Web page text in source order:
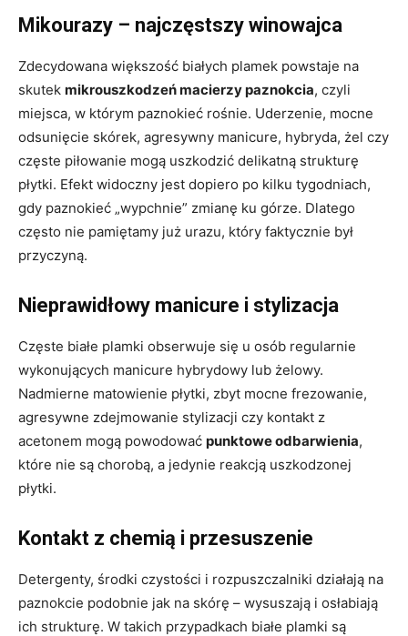
Mikourazy – najczęstszy winowajca
Zdecydowana większość białych plamek powstaje na
skutek mikrouszkodzeń macierzy paznokcia, czyli
miejsca, w którym paznokieć rośnie. Uderzenie, mocne
odsunięcie skórek, agresywny manicure, hybryda, żel czy
częste piłowanie mogą uszkodzić delikatną strukturę
płytki. Efekt widoczny jest dopiero po kilku tygodniach,
gdy paznokieć „wypchnie” zmianę ku górze. Dlatego
często nie pamiętamy już urazu, który faktycznie był
przyczyną.
Nieprawidłowy manicure i stylizacja
Częste białe plamki obserwuje się u osób regularnie
wykonujących manicure hybrydowy lub żelowy.
Nadmierne matowienie płytki, zbyt mocne frezowanie,
agresywne zdejmowanie stylizacji czy kontakt z
acetonem mogą powodować punktowe odbarwienia,
które nie są chorobą, a jedynie reakcją uszkodzonej
płytki.
Kontakt z chemią i przesuszenie
Detergenty, środki czystości i rozpuszczalniki działają na
paznokcie podobnie jak na skórę – wysuszają i osłabiają
ich strukturę. W takich przypadkach białe plamki są